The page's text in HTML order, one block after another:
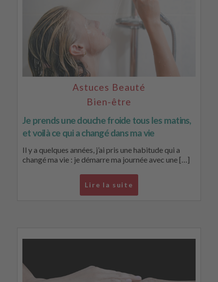
Astuces Beauté
Bien-être
Je prends une douche froide tous les matins,
et voilà ce qui a changé dans ma vie
Il y a quelques années, j’ai pris une habitude qui a
changé ma vie : je démarre ma journée avec une […]
Lire la suite